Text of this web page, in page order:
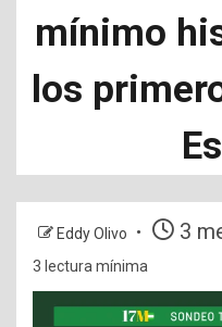
mínimo
los
Eddy Olivo 3
3 lectura mínima